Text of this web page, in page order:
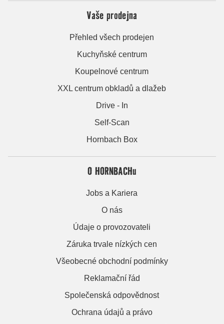
Vaše prodejna
Přehled všech prodejen
Kuchyňské centrum
Koupelnové centrum
XXL centrum obkladů a dlažeb
Drive - In
Self-Scan
Hornbach Box
O HORNBACHu
Jobs a Kariera
O nás
Údaje o provozovateli
Záruka trvale nízkých cen
Všeobecné obchodní podmínky
Reklamační řád
Společenská odpovědnost
Ochrana údajů a právo